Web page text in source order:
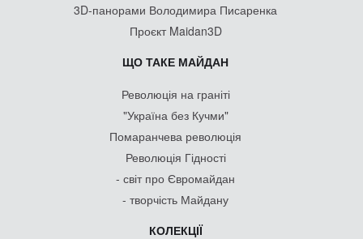
3D-панорами Володимира Писаренка
Проєкт Maidan3D
ЩО ТАКЕ МАЙДАН
Революція на граніті
"Україна без Кучми"
Помаранчева революція
Революція Гідності
- світ про Євромайдан
- творчість Майдану
КОЛЕКЦІЇ